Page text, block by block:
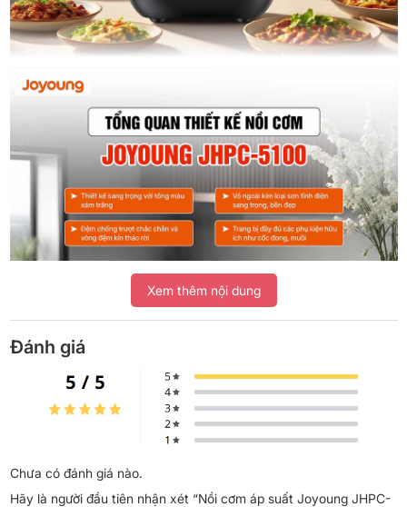
Xem thêm nội dung
Đánh giá
Chưa có đánh giá nào.
Hãy là người đầu tiên nhận xét “Nồi cơm áp suất Joyoung JHPC-